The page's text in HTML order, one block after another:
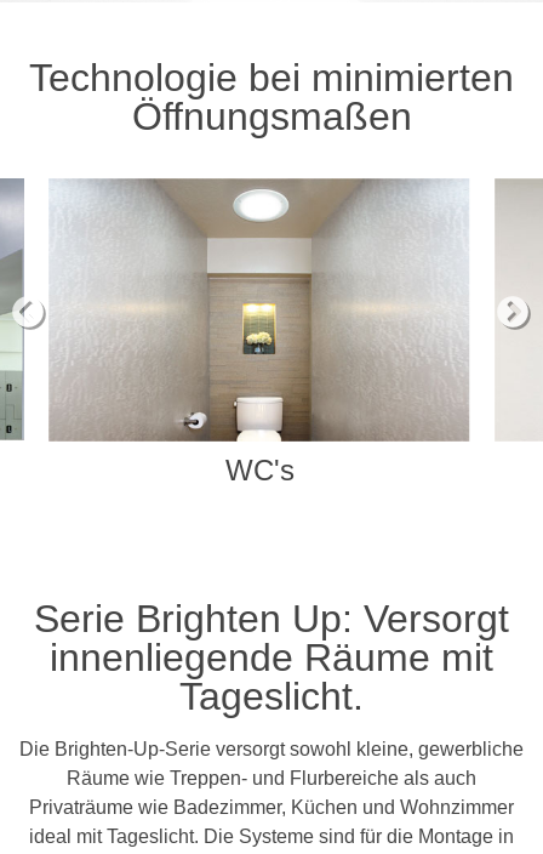
Technologie bei minimierten
Öffnungsmaßen
WC's
Serie Brighten Up: Versorgt
innenliegende Räume mit
Tageslicht.
Die Brighten-Up-Serie versorgt sowohl kleine, gewerbliche
Räume wie Treppen- und Flurbereiche als auch
Privaträume wie Badezimmer, Küchen und Wohnzimmer
ideal mit Tageslicht. Die Systeme sind für die Montage in